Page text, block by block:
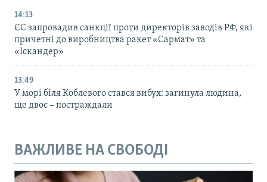
14:13
ЄС запровадив санкції проти директорів заводів РФ, які
причетні до виробництва ракет «Сармат» та
«Іскандер»
13:49
У морі біля Коблевого стався вибух: загинула людина,
ще двоє – постраждали
ВАЖЛИВЕ НА СВОБОДІ